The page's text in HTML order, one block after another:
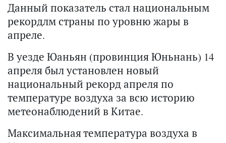
Данный показатель стал национальным
рекордлм страны по уровню жары в
апреле.
В уезде Юаньян (провинция Юньнань) 14
апреля был установлен новый
национальный рекорд апреля по
температуре воздуха за всю историю
метеонаблюдений в Китае.
Максимальная температура воздуха в